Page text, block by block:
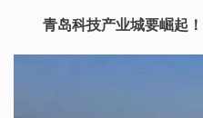
青岛科技产业城要崛起！